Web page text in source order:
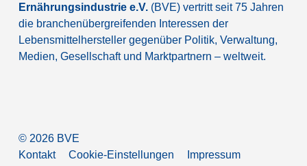
Ernährungsindustrie e.V. (BVE) vertritt seit 75 Jahren
die branchenübergreifenden Interessen der
Lebensmittelhersteller gegenüber Politik, Verwaltung,
Medien, Gesellschaft und Marktpartnern – weltweit.
© 2026BVE
Kontakt
Cookie-Einstellungen
Impressum